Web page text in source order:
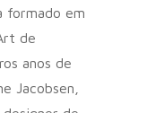
formado em
de
anos de
Jacobsen,